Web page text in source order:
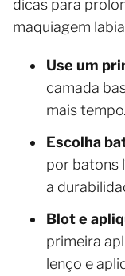
dicas para
maquiagem
Use um
camada
mais tempo.
Escolha
por batons
a
Blot e
primeira
lenço e